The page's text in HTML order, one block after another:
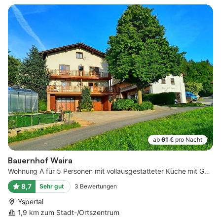
ab 61 € pro Nacht
Bauernhof Waira
Wohnung A für 5 Personen mit vollausgestatteter Küche mit Geschirrspüler
8,7
Sehr gut 3 Bewertungen
Yspertal
1,9 km zum Stadt-/Ortszentrum